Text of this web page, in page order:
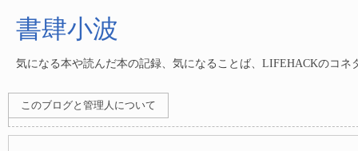
書肆小波
気になる本や読んだ本の記録、気になることば、LIFEHACKのコネ
このブログと管理人について